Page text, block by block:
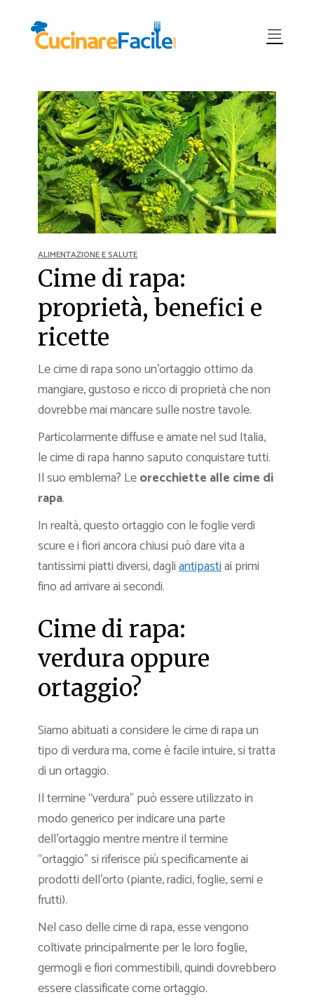
ALIMENTAZIONE E SALUTE
Cime di rapa:
proprietà, benefici e
ricette
Le cime di rapa sono un’ortaggio ottimo da
mangiare, gustoso e ricco di proprietà che non
dovrebbe mai mancare sulle nostre tavole.
Particolarmente diffuse e amate nel sud Italia,
le cime di rapa hanno saputo conquistare tutti.
Il suo emblema? Leorecchiette alle cime di
rapa.
In realtà, questo ortaggio con le foglie verdi
scure e i fiori ancora chiusi può dare vita a
tantissimi piatti diversi, dagliantipastiai primi
fino ad arrivare ai secondi.
Cime di rapa:
verdura oppure
ortaggio?
Siamo abituati a considere le cime di rapa un
tipo di verdura ma, come è facile intuire, si tratta
di un ortaggio.
Il termine “verdura” può essere utilizzato in
modo generico per indicare una parte
dell’ortaggio mentre mentre il termine
“ortaggio” si riferisce più specificamente ai
prodotti dell’orto (piante, radici, foglie, semi e
frutti).
Nel caso delle cime di rapa, esse vengono
coltivate principalmente per le loro foglie,
germogli e fiori commestibili, quindi dovrebbero
essere classificate come ortaggio.